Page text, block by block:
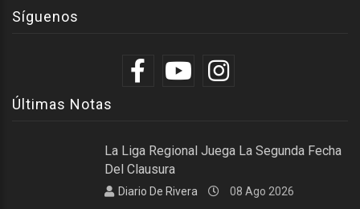
Síguenos
Últimas Notas
La Liga Regional Juega La Segunda Fecha
Del Clausura
Diario De Rivera 08 Ago 2026